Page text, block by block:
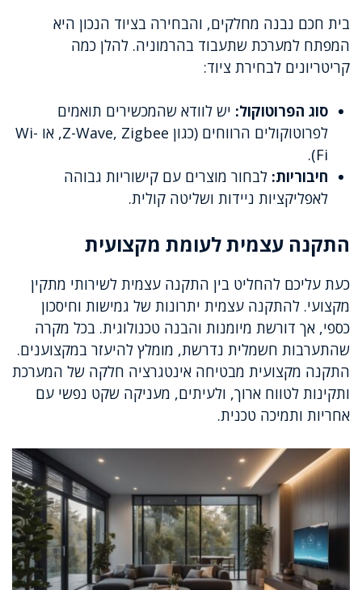
בית חכם נבנה מחלקים, והבחירה בציוד הנכון היא
המפתח למערכת שתעבוד בהרמוניה. להלן כמה
קריטריונים לבחירת ציוד:
סוג הפרוטוקול: יש לוודא שהמכשירים תואמים
לפרוטוקולים הרווחים (כגון Z-Wave, Zigbee, או Wi-
Fi).
חיבוריות: לבחור מוצרים עם קישוריות גבוהה
לאפליקציות ניידות ושליטה קולית.
התקנה עצמית לעומת מקצועית
כעת עליכם להחליט בין התקנה עצמית לשירותי מתקין
מקצועי. להתקנה עצמית יתרונות של גמישות וחיסכון
כספי, אך דורשת מיומנות והבנה טכנולוגית. בכל מקרה
שהתערבות חשמלית נדרשת, מומלץ להיעזר במקצוענים.
התקנה מקצועית מבטיחה אינטגרציה חלקה של המערכת
ותקינות לטווח ארוך, ולעיתים, מעניקה שקט נפשי עם
אחריות ותמיכה טכנית.